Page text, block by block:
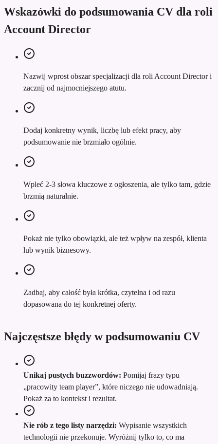
Wskazówki do podsumowania CV dla roli
Account Director
Nazwij wprost obszar specjalizacji dla roli Account Director i
zacznij od najmocniejszego atutu.
Dodaj konkretny wynik, liczbę lub efekt pracy, aby
podsumowanie nie brzmiało ogólnie.
Wpleć 2-3 słowa kluczowe z ogłoszenia, ale tylko tam, gdzie
brzmią naturalnie.
Pokaż nie tylko obowiązki, ale też wpływ na zespół, klienta
lub wynik biznesowy.
Zadbaj, aby całość była krótka, czytelna i od razu
dopasowana do tej konkretnej oferty.
Najczęstsze błędy w podsumowaniu CV
Unikaj pustych buzzwordów: Pomijaj frazy typu
„pracowity team player”, które niczego nie udowadniają.
Pokaż za to kontekst i rezultat.
Nie rób z tego listy narzędzi: Wypisanie wszystkich
technologii nie przekonuje. Wyróżnij tylko to, co ma